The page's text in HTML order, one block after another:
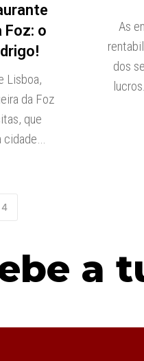
Foz: o
Lisboa,
da Foz
que
cidade…
As
dos
4
a